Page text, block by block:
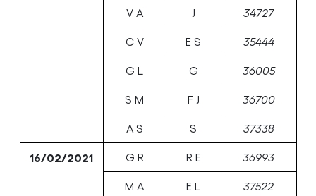
V A J 34727
C V E S 35444
G L G 36005
S M F J 36700
A S S 37338
16/02/2021 G R R E 36993
M A E L 37522